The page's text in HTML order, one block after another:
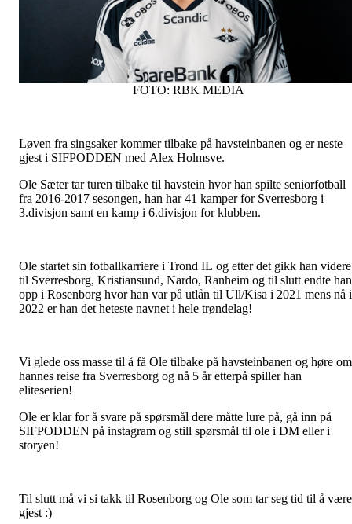
FOTO: RBK MEDIA
Løven fra singsaker kommer tilbake på havsteinbanen og er neste
gjest i SIFPODDEN med Alex Holmsve.
Ole Sæter tar turen tilbake til havstein hvor han spilte seniorfotball
fra 2016-2017 sesongen, han har 41 kamper for Sverresborg i
3.divisjon samt en kamp i 6.divisjon for klubben.
Ole startet sin fotballkarriere i Trond IL og etter det gikk han videre
til Sverresborg, Kristiansund, Nardo, Ranheim og til slutt endte han
opp i Rosenborg hvor han var på utlån til Ull/Kisa i 2021 mens nå i
2022 er han det heteste navnet i hele trøndelag!
Vi glede oss masse til å få Ole tilbake på havsteinbanen og høre om
hannes reise fra Sverresborg og nå 5 år etterpå spiller han
eliteserien!
Ole er klar for å svare på spørsmål dere måtte lure på, gå inn på
SIFPODDEN på instagram og still spørsmål til ole i DM eller i
storyen!
Til slutt må vi si takk til Rosenborg og Ole som tar seg tid til å være
gjest :)